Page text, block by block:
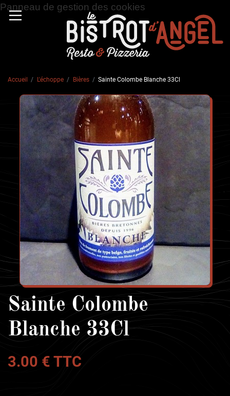
Accueil L'échoppe Bières Sainte Colombe Blanche 33Cl
Sainte Colombe
Blanche 33Cl
3.00 € TTC
Panneau de gestion des cookies